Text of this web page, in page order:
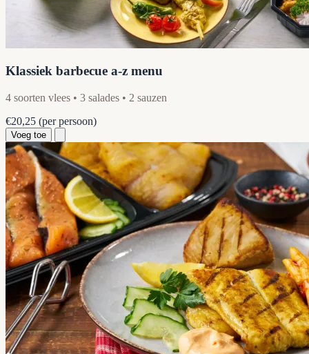
Klassiek barbecue a-z menu
4 soorten vlees • 3 salades • 2 sauzen
€20,25 (per persoon)
Voeg toe